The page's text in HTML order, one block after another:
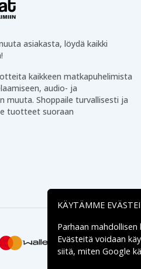
asiakasta, löydä kaikki
kaikkeen matkapuhelimista
audio- ja
muuta. Shoppaile turvallisesti ja
tuotteet suoraan
KÄYTÄMME
Parhaan
Evästeitä voidaan
siitä, miten Google